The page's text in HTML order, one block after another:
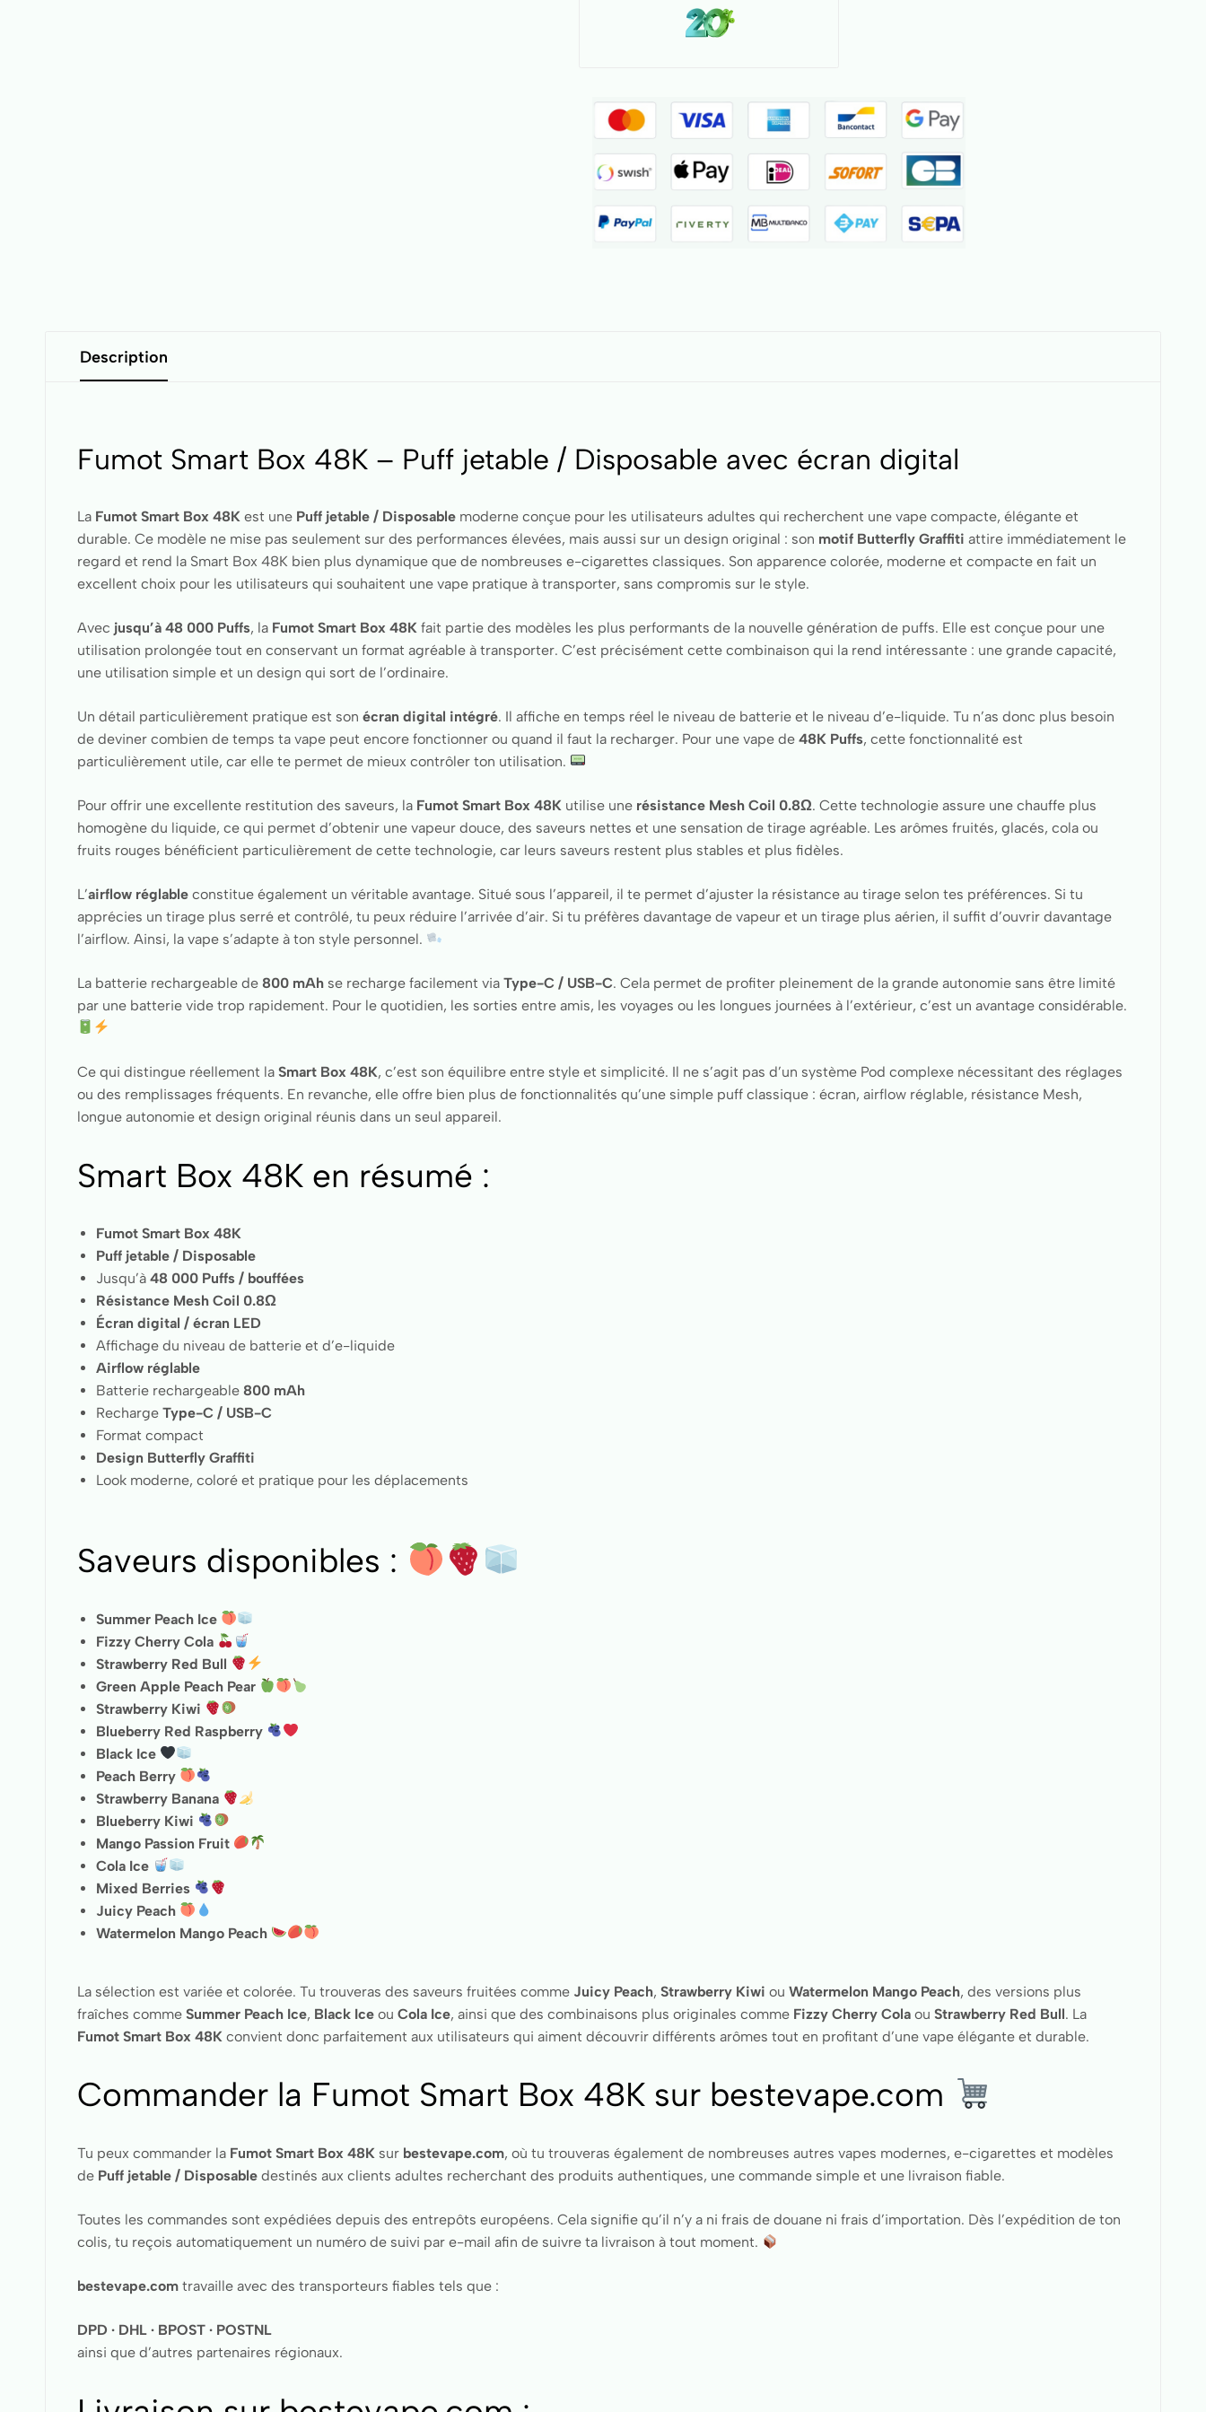
Description
Fumot Smart Box 48K – Puff jetable / Disposable avec écran digital
La Fumot Smart Box 48K est une Puff jetable / Disposable moderne conçue pour les utilisateurs adultes qui recherchent une vape compacte, élégante et
durable. Ce modèle ne mise pas seulement sur des performances élevées, mais aussi sur un design original : son motif Butterfly Graffiti attire immédiatement le
regard et rend la Smart Box 48K bien plus dynamique que de nombreuses e-cigarettes classiques. Son apparence colorée, moderne et compacte en fait un
excellent choix pour les utilisateurs qui souhaitent une vape pratique à transporter, sans compromis sur le style.
Avec jusqu’à 48 000 Puffs, la Fumot Smart Box 48K fait partie des modèles les plus performants de la nouvelle génération de puffs. Elle est conçue pour une
utilisation prolongée tout en conservant un format agréable à transporter. C’est précisément cette combinaison qui la rend intéressante : une grande capacité,
une utilisation simple et un design qui sort de l’ordinaire.
Un détail particulièrement pratique est son écran digital intégré. Il affiche en temps réel le niveau de batterie et le niveau d’e-liquide. Tu n’as donc plus besoin
de deviner combien de temps ta vape peut encore fonctionner ou quand il faut la recharger. Pour une vape de 48K Puffs, cette fonctionnalité est
particulièrement utile, car elle te permet de mieux contrôler ton utilisation.
Pour offrir une excellente restitution des saveurs, la Fumot Smart Box 48K utilise une résistance Mesh Coil 0.8Ω. Cette technologie assure une chauffe plus
homogène du liquide, ce qui permet d’obtenir une vapeur douce, des saveurs nettes et une sensation de tirage agréable. Les arômes fruités, glacés, cola ou
fruits rouges bénéficient particulièrement de cette technologie, car leurs saveurs restent plus stables et plus fidèles.
L’airflow réglable constitue également un véritable avantage. Situé sous l’appareil, il te permet d’ajuster la résistance au tirage selon tes préférences. Si tu
apprécies un tirage plus serré et contrôlé, tu peux réduire l’arrivée d’air. Si tu préfères davantage de vapeur et un tirage plus aérien, il suffit d’ouvrir davantage
l’airflow. Ainsi, la vape s’adapte à ton style personnel.
La batterie rechargeable de 800 mAh se recharge facilement via Type-C / USB-C. Cela permet de profiter pleinement de la grande autonomie sans être limité
par une batterie vide trop rapidement. Pour le quotidien, les sorties entre amis, les voyages ou les longues journées à l’extérieur, c’est un avantage considérable.
Ce qui distingue réellement la Smart Box 48K, c’est son équilibre entre style et simplicité. Il ne s’agit pas d’un système Pod complexe nécessitant des réglages
ou des remplissages fréquents. En revanche, elle offre bien plus de fonctionnalités qu’une simple puff classique : écran, airflow réglable, résistance Mesh,
longue autonomie et design original réunis dans un seul appareil.
Smart Box 48K en résumé :
Fumot Smart Box 48K
Puff jetable / Disposable
Jusqu’à 48 000 Puffs / bouffées
Résistance Mesh Coil 0.8Ω
Écran digital / écran LED
Affichage du niveau de batterie et d’e-liquide
Airflow réglable
Batterie rechargeable 800 mAh
Recharge Type-C / USB-C
Format compact
Design Butterfly Graffiti
Look moderne, coloré et pratique pour les déplacements
Saveurs disponibles :
Summer Peach Ice
Fizzy Cherry Cola
Strawberry Red Bull
Green Apple Peach Pear
Strawberry Kiwi
Blueberry Red Raspberry
Black Ice
Peach Berry
Strawberry Banana
Blueberry Kiwi
Mango Passion Fruit
Cola Ice
Mixed Berries
Juicy Peach
Watermelon Mango Peach
La sélection est variée et colorée. Tu trouveras des saveurs fruitées comme Juicy Peach, Strawberry Kiwi ou Watermelon Mango Peach, des versions plus
fraîches comme Summer Peach Ice, Black Ice ou Cola Ice, ainsi que des combinaisons plus originales comme Fizzy Cherry Cola ou Strawberry Red Bull. La
Fumot Smart Box 48K convient donc parfaitement aux utilisateurs qui aiment découvrir différents arômes tout en profitant d’une vape élégante et durable.
Commander la Fumot Smart Box 48K sur bestevape.com
Tu peux commander la Fumot Smart Box 48K sur bestevape.com, où tu trouveras également de nombreuses autres vapes modernes, e-cigarettes et modèles
de Puff jetable / Disposable destinés aux clients adultes recherchant des produits authentiques, une commande simple et une livraison fiable.
Toutes les commandes sont expédiées depuis des entrepôts européens. Cela signifie qu’il n’y a ni frais de douane ni frais d’importation. Dès l’expédition de ton
colis, tu reçois automatiquement un numéro de suivi par e-mail afin de suivre ta livraison à tout moment.
bestevape.com travaille avec des transporteurs fiables tels que :
DPD · DHL · BPOST · POSTNL
ainsi que d’autres partenaires régionaux.